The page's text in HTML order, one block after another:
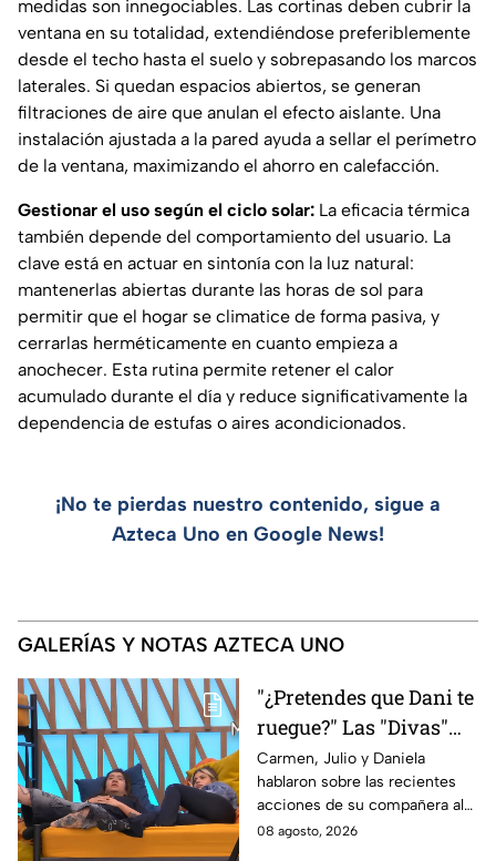
medidas son innegociables. Las cortinas deben cubrir la
ventana en su totalidad, extendiéndose preferiblemente
desde el techo hasta el suelo y sobrepasando los marcos
laterales. Si quedan espacios abiertos, se generan
filtraciones de aire que anulan el efecto aislante. Una
instalación ajustada a la pared ayuda a sellar el perímetro
de la ventana, maximizando el ahorro en calefacción.
Gestionar el uso según el ciclo solar: La eficacia térmica
también depende del comportamiento del usuario. La
clave está en actuar en sintonía con la luz natural:
mantenerlas abiertas durante las horas de sol para
permitir que el hogar se climatice de forma pasiva, y
cerrarlas herméticamente en cuanto empieza a
anochecer. Esta rutina permite retener el calor
acumulado durante el día y reduce significativamente la
dependencia de estufas o aires acondicionados.
¡No te pierdas nuestro contenido, sigue a
Azteca Uno en Google News!
GALERÍAS Y NOTAS AZTECA UNO
"¿Pretendes que Dani te
ruegue?" Las "Divas"
lamentan el
comportamiento de
Michelle en MasterChef
24/7
Carmen, Julio y Daniela
hablaron sobre las recientes
acciones de su compañera al
interior del Mundo MasterChef
08 agosto, 2026